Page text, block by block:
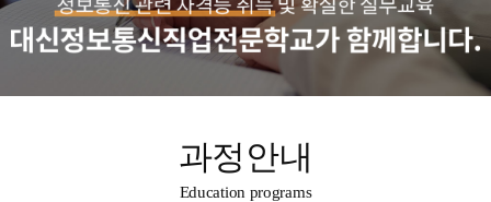
과정안내
Education programs